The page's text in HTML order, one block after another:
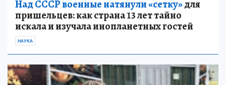
Над СССР военные натянули «сетку»для
пришельцев: как страна 13 лет тайно
искала и изучала инопланетных гостей